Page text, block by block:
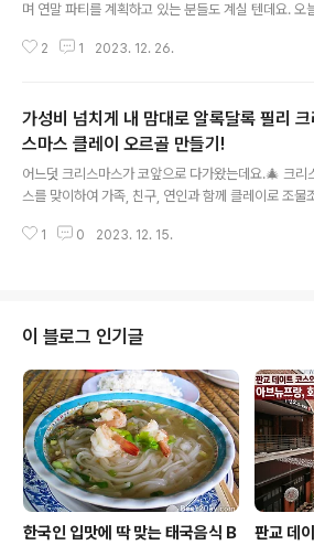
며 연말 파티를 계획하고 있는 분들도 계실 텐데요. 오
바로 유럽의 겨울 전통 음식인 프리타텐주페입니다.✨
요. 맛은 매우 훌륭하답니다.🤭 연말 파티에 감성 듬뿍,
전 한 스푼! 프리타텐주페 만들러 가볼까요? 유럽 감성
뿍 프리타텐주페 만들기! [프리타텐주페 재료] 육수용 :
고기 500g / 대파 1대 / 당근 1개 / 양파 2개 / 무 1/4개
후추 / 소금 / 파슬리(장식용) 크레페용 : 밀가루 75g /
유 125ml / 달걀 2개 1. 먼저 육수용 양파를 반으..
2 1 2023. 12. 26.
가성비 넘치게 내 맘대로 알록달록 필리 크
스마스 클레이 오르골 만들기!
어느덧 크리스마스가 코앞으로 다가왔는데요.🎄 크리
스를 맞이하여 가족, 친구, 연인과 함께 클레이로 조물
요? 오늘은 크리스마스에 어울리는 아기자기하고 귀여
1. 먼저 오르골에 목공용 풀을 골고루 발라줍니다. 그 위
흰색 볼 클레이를 고르게 펴가며 붙여 주세요. 2. 파란색
레이를 둥글게 굴려서 귀여운 필리의 머리와 몸통이
분을 만들어주세요. 3. 귀, 코 등은 원형 브러시를 사용
모양을 잡아주세요. 4. 팔과 다리까지 만들어지면 위
잡아주세요. 귀여운 필..
1 0 2023. 12. 15.
이 블로그 인기글
한국인 입맛에 딱 맞는 태국음식 B
판교 데이트